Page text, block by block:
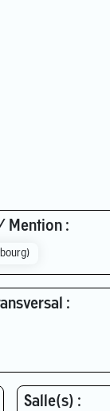
Mention :
:
Salle(s) :